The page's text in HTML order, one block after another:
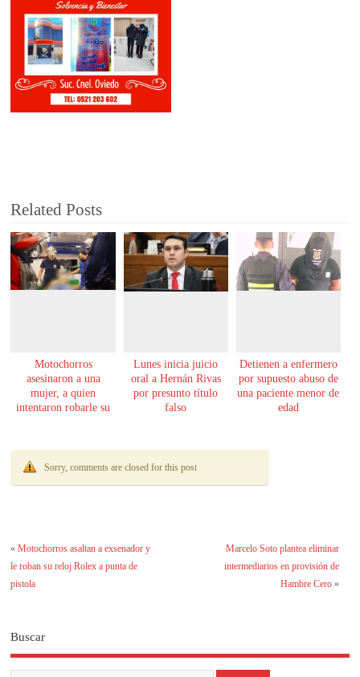
Related Posts
Motochorros
asesinaron a una
mujer, a quien
intentaron robarle su
Lunes inicia juicio
oral a Hernán Rivas
por presunto título
falso
Detienen a enfermero
por supuesto abuso de
una paciente menor de
edad
Sorry, comments are closed for this post
«Motochorros asaltan a exsenador y
le roban su reloj Rolex a punta de
pistola
Marcelo Soto plantea eliminar
intermediarios en provisión de
Hambre Cero»
Buscar